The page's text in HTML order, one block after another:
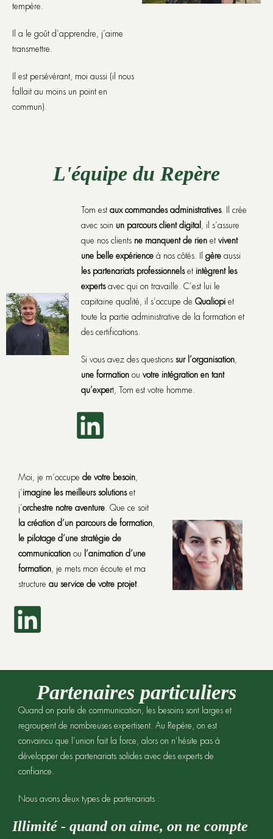
tempère.
Il a le goût d’apprendre, j’aime
transmettre.
Il est persévérant, moi aussi (il nous
fallait au moins un point en
commun).
L'équipe du Repère
Tom est aux commandes administratives. Il crée
avec soin un parcours client digital , il s’assure
que nos clients ne manquent de rienet vivent
une belle expérienceà nos côtés. Il gèreaussi
les partenariats professionnelset intègrent les
expertsavec qui on travaille. C’est lui le
capitaine qualité, il s’occupe de Qualiopiet
toute la partie administrative de la formation et
des certifications.
Si vous avez des questions sur l’organisation,
une formationou votre intégration en tant
qu’expert, Tom est votre homme.
Moi, je m’occupe de votre besoin,
j’imagine les meilleurs solutionset
j’orchestre notre aventure. Que ce soit
la création d’un parcours de formation,
le pilotage d’une stratégie de
communication ou l’animation d’une
formation, je mets mon écoute et ma
structure au service de votre projet.
Partenaires particuliers
Quand on parle de communication, les besoins sont larges et
regroupent de nombreuses expertisent. Au Repère, on est
convaincu que l’union fait la force, alors on n’hésite pas à
développer des partenariats solides avec des experts de
confiance.
Nous avons deux types de partenariats :
Illimité - quand on aime, on ne compte